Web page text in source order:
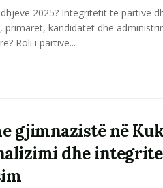
2025? Integritetit të partive
primaret, kandidatët dhe
Roli i partive...
gjimnazistë në
dhe